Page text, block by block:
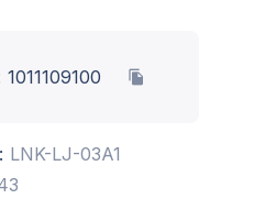
1011109100
LNK-LJ-03A1